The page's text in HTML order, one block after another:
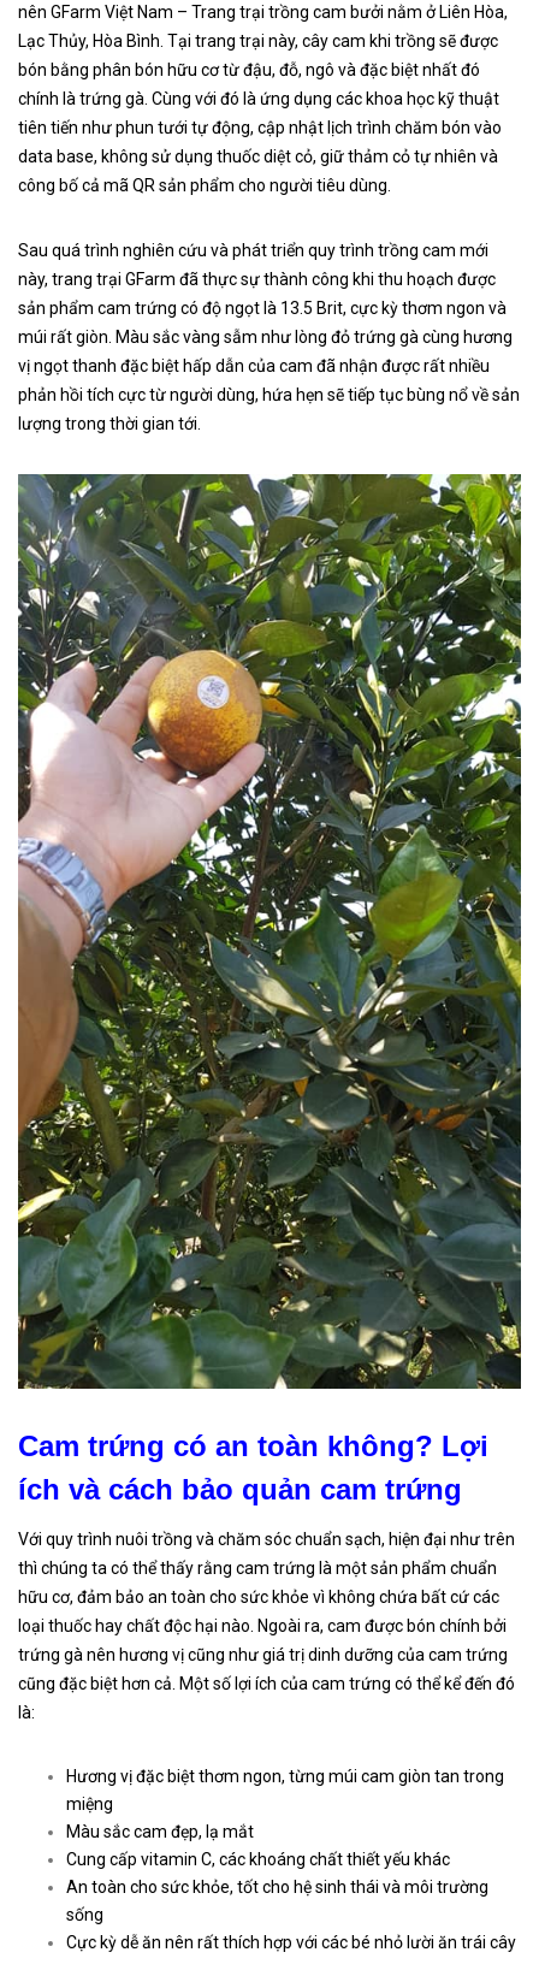
nên GFarm Việt Nam – Trang trại trồng cam bưởi nằm ở Liên Hòa,
Lạc Thủy, Hòa Bình. Tại trang trại này, cây cam khi trồng sẽ được
bón bằng phân bón hữu cơ từ đậu, đỗ, ngô và đặc biệt nhất đó
chính là trứng gà. Cùng với đó là ứng dụng các khoa học kỹ thuật
tiên tiến như phun tưới tự động, cập nhật lịch trình chăm bón vào
data base, không sử dụng thuốc diệt cỏ, giữ thảm cỏ tự nhiên và
công bố cả mã QR sản phẩm cho người tiêu dùng.
Sau quá trình nghiên cứu và phát triển quy trình trồng cam mới
này, trang trại GFarm đã thực sự thành công khi thu hoạch được
sản phẩm cam trứng có độ ngọt là 13.5 Brit, cực kỳ thơm ngon và
múi rất giòn. Màu sắc vàng sẫm như lòng đỏ trứng gà cùng hương
vị ngọt thanh đặc biệt hấp dẫn của cam đã nhận được rất nhiều
phản hồi tích cực từ người dùng, hứa hẹn sẽ tiếp tục bùng nổ về sản
lượng trong thời gian tới.
Cam trứng có an toàn không? Lợi
ích và cách bảo quản cam trứng
Với quy trình nuôi trồng và chăm sóc chuẩn sạch, hiện đại như trên
thì chúng ta có thể thấy rằng cam trứng là một sản phẩm chuẩn
hữu cơ, đảm bảo an toàn cho sức khỏe vì không chứa bất cứ các
loại thuốc hay chất độc hại nào. Ngoài ra, cam được bón chính bởi
trứng gà nên hương vị cũng như giá trị dinh dưỡng của cam trứng
cũng đặc biệt hơn cả. Một số lợi ích của cam trứng có thể kể đến đó
là:
Hương vị đặc biệt thơm ngon, từng múi cam giòn tan trong
miệng
Màu sắc cam đẹp, lạ mắt
Cung cấp vitamin C, các khoáng chất thiết yếu khác
An toàn cho sức khỏe, tốt cho hệ sinh thái và môi trường
sống
Cực kỳ dễ ăn nên rất thích hợp với các bé nhỏ lười ăn trái cây